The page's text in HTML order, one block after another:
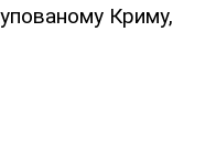
Криму,